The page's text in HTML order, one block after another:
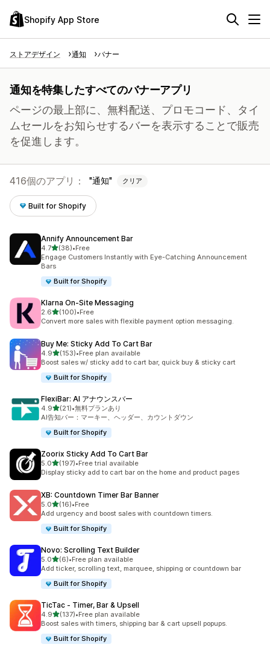
Shopify App Store
ストアデザイン 通知 バナー
通知を特集したすべてのバナーアプリ
ページの最上部に、無料配送、プロモコード、タイ
ムセールをお知らせするバーを表示することで販売
を促進します。
416個のアプリ： 通知 クリア
Built for Shopify
Annify Announcement Bar
4.75つ星中
(38)
合計レビュー数：38件
•Free
Engage Customers Instantly with Eye-Catching Announcement
Bars
Built for Shopify
Klarna On‑Site Messaging
2.65つ星中
(100)
合計レビュー数：100件
•Free
Convert more sales with flexible payment option messaging.
Buy Me: Sticky Add To Cart Bar
4.95つ星中
(153)
合計レビュー数：153件
•Free plan available
Boost sales w/ sticky add to cart bar, quick buy & sticky cart
Built for Shopify
FlexiBar: AI アナウンスバー
4.95つ星中
(21)
合計レビュー数：21件
•無料プランあり
AI告知バー：マーキー、ヘッダー、カウントダウン
Built for Shopify
Zoorix Sticky Add To Cart Bar
5.05つ星中
(197)
合計レビュー数：197件
•Free trial available
Display sticky add to cart bar on the home and product pages
XB: Countdown Timer Bar Banner
5.05つ星中
(16)
合計レビュー数：16件
•Free
Add urgency and boost sales with countdown timers.
Built for Shopify
Novo: Scrolling Text Builder
5.05つ星中
(6)
合計レビュー数：6件
•Free plan available
Add ticker, scrolling text, marquee, shipping or countdown bar
Built for Shopify
TicTac ‑ Timer, Bar & Upsell
4.95つ星中
(137)
合計レビュー数：137件
•Free plan available
Boost sales with timers, shipping bar & cart upsell popups.
Built for Shopify